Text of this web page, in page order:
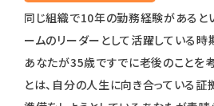
同じ組織で10年の勤務経験があると
ームのリーダーとして活躍している時
あなたが35歳ですでに老後のことを
とは、自分の人生に向き合っている